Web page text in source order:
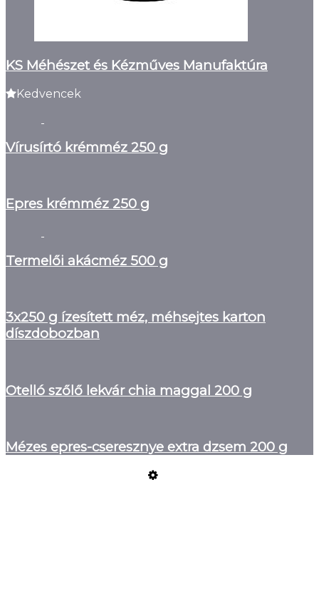
KS Méhészet és Kézműves Manufaktúra
Kedvencek
Vírusírtó krémméz 250 g
Epres krémméz 250 g
Termelői akácméz 500 g
3x250 g ízesített méz, méhsejtes karton
díszdobozban
Otelló szőlő lekvár chia maggal 200 g
Mézes epres-cseresznye extra dzsem 200 g